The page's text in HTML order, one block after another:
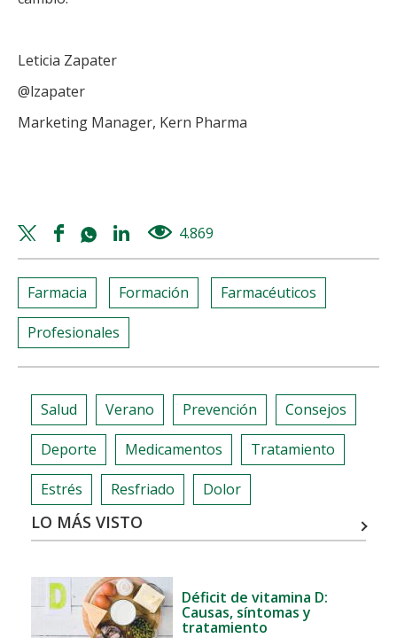
Leticia Zapater
@lzapater
Marketing Manager, Kern Pharma
Twitter
share
Facebook
share
Whatsapp
share
Linkedin
share
4.869
Farmacia Formación Farmacéuticos
Profesionales
Salud Verano Prevención Consejos
Deporte Medicamentos Tratamiento
Estrés Resfriado Dolor
LO MÁS VISTO
Déficit de vitamina D:
Causas, síntomas y
tratamiento